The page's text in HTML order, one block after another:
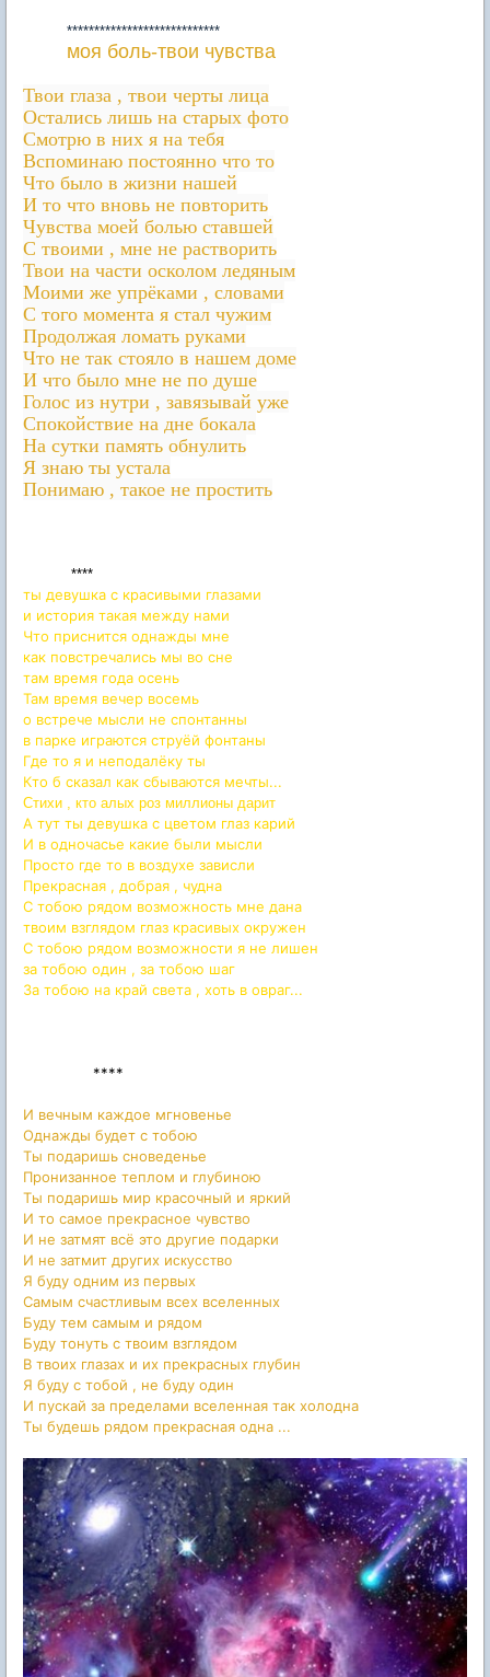
****************************
моя боль-твои чувства
Твои глаза , твои черты лица
Остались лишь на старых фото
Смотрю в них я на тебя
Вспоминаю постоянно что то
Что было в жизни нашей
И то что вновь не повторить
Чувства моей болью ставшей
С твоими , мне не растворить
Твои на части осколом ледяным
Моими же упрёками , словами
С того момента я стал чужим
Продолжая ломать руками
Что не так стояло в нашем доме
И что было мне не по душе
Голос из нутри , завязывай уже
Спокойствие на дне бокала
На сутки память обнулить
Я знаю ты устала
Понимаю , такое не простить
****
ты девушка с красивыми глазами
и история такая между нами
Что приснится однажды мне
как повстречались мы во сне
там время года осень
Там время вечер восемь
о встрече мысли не спонтанны
в парке играются струёй фонтаны
Где то я и неподалёку ты
Кто б сказал как сбываются мечты...
Стихи , кто алых роз миллионы дарит
А тут ты девушка с цветом глаз карий
И в одночасье какие были мысли
Просто где то в воздухе зависли
Прекрасная , добрая , чудна
С тобою рядом возможность мне дана
твоим взглядом глаз красивых окружен
С тобою рядом возможности я не лишен
за тобою один , за тобою шаг
За тобою на край света , хоть в овраг...
****
И вечным каждое мгновенье
Однажды будет с тобою
Ты подаришь сноведенье
Пронизанное теплом и глубиною
Ты подаришь мир красочный и яркий
И то самое прекрасное чувство
И не затмят всё это другие подарки
И не затмит других искусство
Я буду одним из первых
Самым счастливым всех вселенных
Буду тем самым и рядом
Буду тонуть с твоим взглядом
В твоих глазах и их прекрасных глубин
Я буду с тобой , не буду один
И пускай за пределами вселенная так холодна
Ты будешь рядом прекрасная одна ...